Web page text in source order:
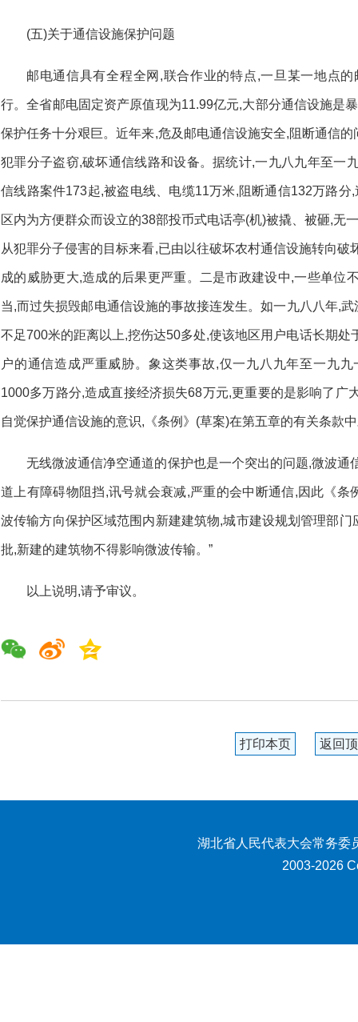
(五)关于通信设施保护问题
邮电通信具有全程全网,联合作业的特点,一旦某一地点
行。全省邮电固定资产原值现为11.99亿元,大部分通信设施是
保护任务十分艰巨。近年来,危及邮电通信设施安全,阻断通信
犯罪分子盗窃,破坏通信线路和设备。据统计,一九八九年至一
信线路案件173起,被盗电线、电缆11万米,阻断通信132万路
区内为方便群众而设立的38部投币式电话亭(机)被撬、被砸,无
从犯罪分子侵害的目标来看,已由以往破坏农村通信设施转向
成的威胁更大,造成的后果更严重。二是市政建设中,一些单位
当,而过失损毁邮电通信设施的事故接连发生。如一九八八年,
不足700米的距离以上,挖伤达50多处,使该地区用户电话长期
户的通信造成严重威胁。象这类事故,仅一九八九年至一九
1000多万路分,造成直接经济损失68万元,更重要的是影响了广
自觉保护通信设施的意识,《条例》(草案)在第五章的有关条款
无线微波通信净空通道的保护也是一个突出的问题,微波通
道上有障碍物阻挡,讯号就会衰减,严重的会中断通信,因此《条
波传输方向保护区域范围内新建建筑物,城市建设规划管理部
批,新建的建筑物不得影响微波传输。”
以上说明,请予审议。
打印本页 返回
湖北省人民代表大会常务委
2003-2026